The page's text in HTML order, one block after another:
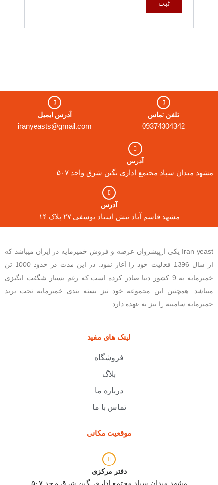
تلفن تماس
09374304342
آدرس ایمیل
iranyeasts@gmail.com
آدرس
مشهد میدان سپاد مجتمع اداری نگین شرق واحد ۵۰۷
آدرس
مشهد قاسم آباد نبش استاد یوسفی ۲۷ پلاک ۱۴
Iran yeast یکی ازپیشروان عرضه و فروش خمیرمایه در ایران میباشد که
از سال 1396 فعالیت خود را آغاز نمود. در این مدت در حدود 1000 تن
خمیرمایه به 9 کشور دنیا صادر کرده است که رغم بسیار شگفت انگیزی
میباشد. همچنین این مجموعه خود نیز بسته بندی خمیرمایه تحت برند
خمیرمایه سامینه را نیز به عهده دارد.
لینک های مفید
فروشگاه
بلاگ
درباره ما
تماس با ما
موقعیت مکانی
دفتر مرکزی
مشهد میدان سپاد مجتمع اداری نگین شرق واحد ۵۰۷